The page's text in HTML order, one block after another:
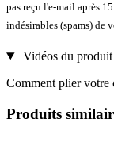
pas reçu l'e-mail après
indésirables (spams) de
Vidéos du produit
Comment plier votre
Produits